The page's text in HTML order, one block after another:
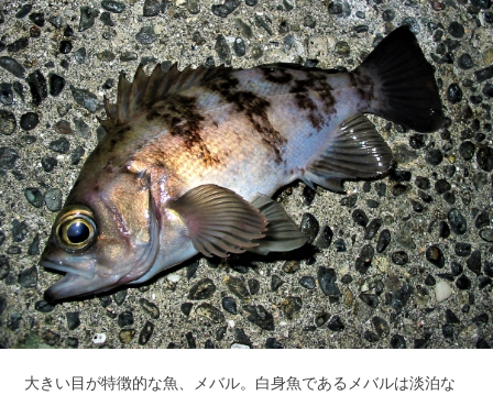
大きい目が特徴的な魚、メバル。白身魚であるメバルは淡泊な